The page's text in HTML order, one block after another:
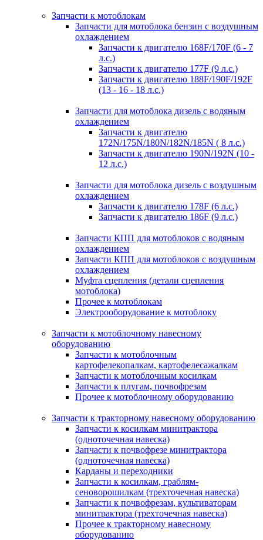
Запчасти к мотоблокам
Запчасти для мотоблока бензин с воздушным
охлаждением
Запчасти к двигателю 168F/170F (6 - 7
л.с.)
Запчасти к двигателю 177F (9 л.с.)
Запчасти к двигателю 188F/190F/192F
(13 - 16 - 18 л.с.)
Запчасти для мотоблока дизель с водяным
охлаждением
Запчасти к двигателю
172N/175N/180N/182N/185N ( 8 л.с.)
Запчасти к двигателю 190N/192N (10 -
12 л.с.)
Запчасти для мотоблока дизель с воздушным
охлаждением
Запчасти к двигателю 178F (6 л.с.)
Запчасти к двигателю 186F (9 л.с.)
Запчасти КПП для мотоблоков с водяным
охлаждением
Запчасти КПП для мотоблоков с воздушным
охлаждением
Муфта сцепления (детали сцепления
мотоблока)
Прочее к мотоблокам
Электрооборудование к мотоблоку
Запчасти к мотоблочному навесному
оборудованию
Запчасти к мотоблочным
картофелекопалкам, картофелесажалкам
Запчасти к мотоблочным косилкам
Запчасти к плугам, почвофрезам
Прочее к мотоблочному оборудованию
Запчасти к тракторному навесному оборудованию
Запчасти к косилкам минитрактора
(одноточечная навеска)
Запчасти к почвофрезе минитрактора
(одноточечная навеска)
Карданы и переходники
Запчасти к косилкам, граблям-
сеноворошилкам (трехточечная навеска)
Запчасти к почвофрезам, культиваторам
минитрактора (трехточечная навеска)
Прочее к тракторному навесному
оборудованию